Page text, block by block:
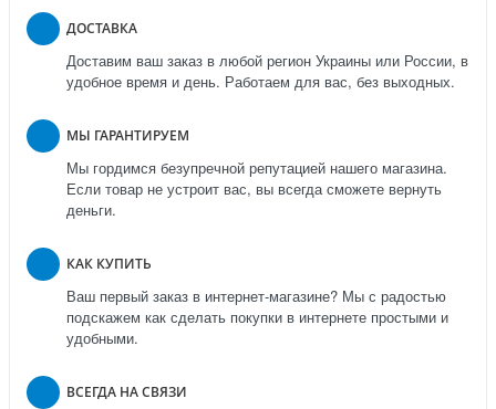
ДОСТАВКА
Доставим ваш заказ в любой регион Украины или России, в
удобное время и день. Работаем для вас, без выходных.
МЫ ГАРАНТИРУЕМ
Мы гордимся безупречной репутацией нашего магазина.
Если товар не устроит вас, вы всегда сможете вернуть
деньги.
КАК КУПИТЬ
Ваш первый заказ в интернет-магазине? Мы с радостью
подскажем как сделать покупки в интернете простыми и
удобными.
ВСЕГДА НА СВЯЗИ